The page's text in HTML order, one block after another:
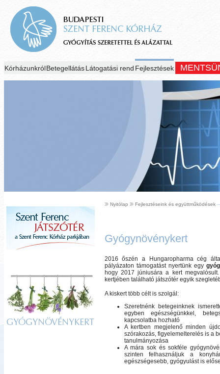
KórházunkrólBetegellátásLátogatási rend Fejlesztések
GYÓGYNÖVÉNYKERT
Nyitólap Fejlesztéseink és együttműködések
Gyógynövénykert
2016 őszén a Hungaropharma cég
pályázaton támogatást nyertünk egy
hogy 2017 júniusára a kert
kertjében található játszótér egyik
A kiskert több célt is szolgál:
Szeretnénk betegeinknek
egyben egészségünkkel,
kapcsolatba hozható
A kertben megjelenő minden
szórakozás, figyelemelterelés is a
tanulmányozása
A mára sok és sokféle
szinten felhasználjuk a
egészségesebb, gyógyulást is